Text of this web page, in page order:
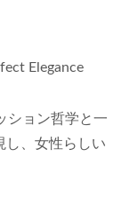
Elegance
ション哲学と一
し、女性らしい